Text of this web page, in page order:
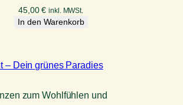
45,00€ inkl. MWSt.
In den Warenkorb
zum Wohlfühlen und